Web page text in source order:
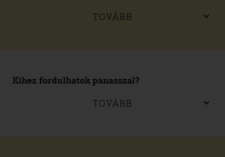
TOVÁBB
Kihez fordulhatok panasszal?
TOVÁBB